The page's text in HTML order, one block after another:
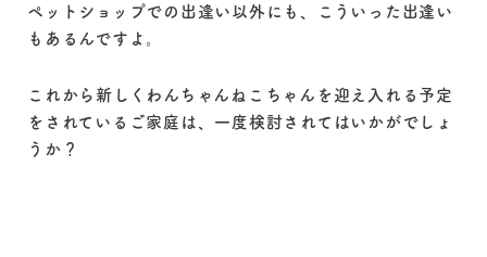
ペットショップでの出逢い以外にも、こういった出逢い
もあるんですよ。
これから新しくわんちゃんねこちゃんを迎え入れる予定
をされているご家庭は、一度検討されてはいかがでしょ
うか？